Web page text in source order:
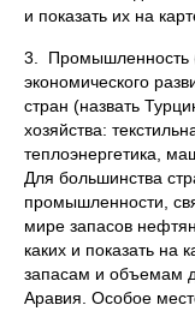
и показать их на
3. Промышленность
экономического
стран (назвать
хозяйства:
теплоэнергетика,
Для большинства
промышленности,
мире запасов
каких и показать на
запасам и объемам
Аравия. Особое